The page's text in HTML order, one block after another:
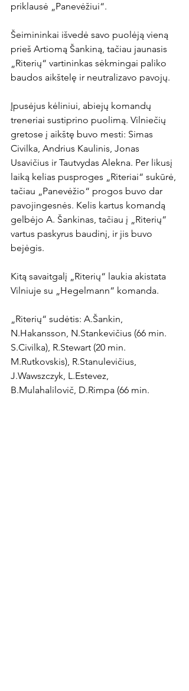
priklausė „Panevėžiui“.
Šeimininkai išvedė savo puolėją vieną
prieš Artiomą Šankiną, tačiau jaunasis
„Riterių“ vartininkas sėkmingai paliko
baudos aikštelę ir neutralizavo pavojų.
Įpusėjus kėliniui, abiejų komandų
treneriai sustiprino puolimą. Vilniečių
gretose į aikštę buvo mesti: Simas
Civilka, Andrius Kaulinis, Jonas
Usavičius ir Tautvydas Alekna. Per likusį
laiką kelias pusproges „Riteriai“ sukūrė,
tačiau „Panevėžio“ progos buvo dar
pavojingesnės. Kelis kartus komandą
gelbėjo A. Šankinas, tačiau į „Riterių“
vartus paskyrus baudinį, ir jis buvo
bejėgis.
Kitą savaitgalį „Riterių“ laukia akistata
Vilniuje su „Hegelmann“ komanda.
„Riterių“ sudėtis: A.Šankin,
N.Hakansson, N.Stankevičius (66 min.
S.Civilka), R.Stewart (20 min.
M.Rutkovskis), R.Stanulevičius,
J.Wawszczyk, L.Estevez,
B.Mulahalilovič, D.Rimpa (66 min.